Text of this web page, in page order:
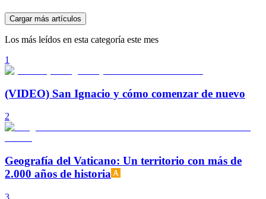
Cargar más artículos
Los más leídos en esta categoría este mes
1
(VIDEO) San Ignacio y cómo comenzar de nuevo
2
Geografía del Vaticano: Un territorio con más de
2.000 años de historia
3